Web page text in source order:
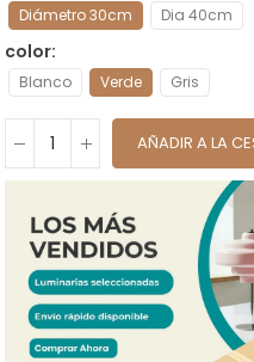
Diámetro 30cm Dia 40cm
color
Blanco Verde Gris
AÑADIR A LA